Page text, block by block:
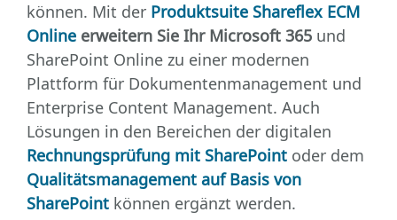
können. Mit der Produktsuite Shareflex ECM
Online erweitern Sie Ihr Microsoft 365 und
SharePoint Online zu einer modernen
Plattform für Dokumentenmanagement und
Enterprise Content Management. Auch
Lösungen in den Bereichen der digitalen
Rechnungsprüfung mit SharePoint oder dem
Qualitätsmanagement auf Basis von
SharePoint können ergänzt werden.